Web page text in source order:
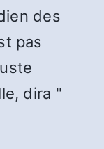
des
pas
dira "